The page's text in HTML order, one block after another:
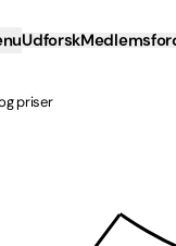
Udforsk
priser